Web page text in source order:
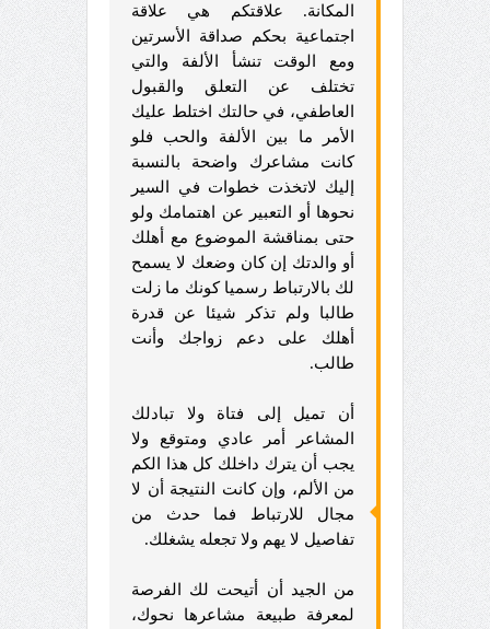
المكانة. علاقتكم هي علاقة
اجتماعية بحكم صداقة الأسرتين
ومع الوقت تنشأ الألفة والتي
تختلف عن التعلق والقبول
العاطفي، في حالتك اختلط عليك
الأمر ما بين الألفة والحب فلو
كانت مشاعرك واضحة بالنسبة
إليك لاتخذت خطوات في السير
نحوها أو التعبير عن اهتمامك ولو
حتى بمناقشة الموضوع مع أهلك
أو والدتك إن كان وضعك لا يسمح
لك بالارتباط رسميا كونك ما زلت
طالبا ولم تذكر شيئا عن قدرة
أهلك على دعم زواجك وأنت
طالب.
أن تميل إلى فتاة ولا تبادلك
المشاعر أمر عادي ومتوقع ولا
يجب أن يترك داخلك كل هذا الكم
من الألم، وإن كانت النتيجة أن لا
مجال للارتباط فما حدث من
تفاصيل لا يهم ولا تجعله يشغلك.
من الجيد أن أتيحت لك الفرصة
لمعرفة طبيعة مشاعرها نحوك،